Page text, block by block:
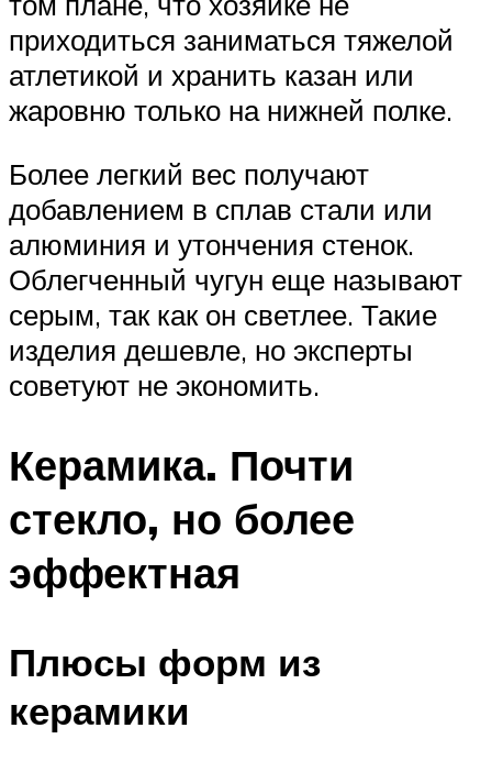
приходиться заниматься тяжелой
атлетикой и хранить казан или
жаровню только на нижней полке.
Более легкий вес получают
добавлением в сплав стали или
алюминия и утончения стенок.
Облегченный чугун еще называют
серым, так как он светлее. Такие
изделия дешевле, но эксперты
советуют не экономить.
Керамика. Почти
стекло, но более
эффектная
Плюсы форм из
керамики